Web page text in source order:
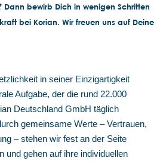
Dann bewirb Dich in wenigen Schritten
bei Korian. Wir freuen uns auf Deine
in seiner Einzigartigkeit
Aufgabe, der die rund 22.000
Deutschland GmbH täglich
gemeinsame Werte – Vertrauen,
– stehen wir fest an der Seite
und gehen auf ihre individuellen